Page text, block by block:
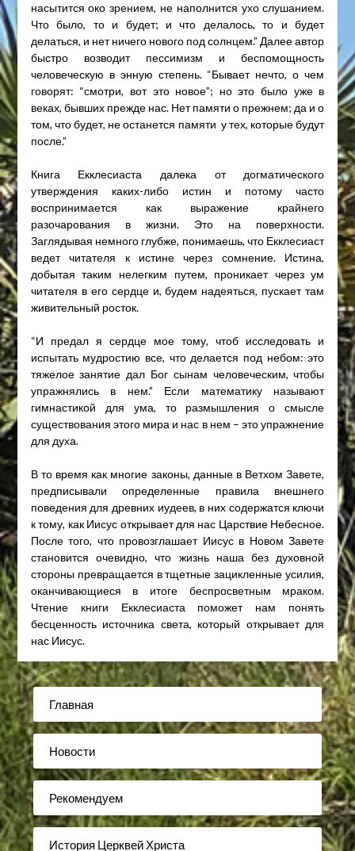
насытится око зрением, не наполнится ухо слушанием.
Что было, то и будет; и что делалось, то и будет
делаться, и нет ничего нового под солнцем.” Далее автор
быстро возводит пессимизм и беспомощность
человеческую в энную степень. “Бывает нечто, о чем
говорят: “смотри, вот это новое”; но это было уже в
веках, бывших прежде нас. Нет памяти о прежнем; да и о
том, что будет, не останется памяти у тех, которые будут
после.”
Книга Екклесиаста далека от догматического
утверждения каких-либо истин и потому часто
воспринимается как выражение крайнего
разочарования в жизни. Это на поверхности.
Заглядывая немного глубже, понимаешь, что Екклесиаст
ведет читателя к истине через сомнение. Истина,
добытая таким нелегким путем, проникает через ум
читателя в его сердце и, будем надеяться, пускает там
живительный росток.
“И предал я сердце мое тому, чтоб исследовать и
испытать мудростию все, что делается под небом: это
тяжелое занятие дал Бог сынам человеческим, чтобы
упражнялись в нем.” Если математику называют
гимнастикой для ума, то размышления о смысле
существования этого мира и нас в нем – это упражнение
для духа.
В то время как многие законы, данные в Ветхом Завете,
предписывали определенные правила внешнего
поведения для древних иудеев, в них содержатся ключи
к тому, как Иисус открывает для нас Царствие Небесное.
После того, что провозглашает Иисус в Новом Завете
становится очевидно, что жизнь наша без духовной
стороны превращается в тщетные зацикленные усилия,
оканчивающиеся в итоге беспросветным мраком.
Чтение книги Екклесиаста поможет нам понять
бесценность источника света, который открывает для
нас Иисус.
Главная
Новости
Рекомендуем
История Церквей Христа